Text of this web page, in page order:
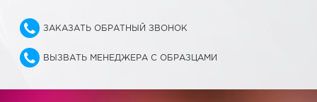
ЗАКАЗАТЬ ОБРАТНЫЙ ЗВОНОК
ВЫЗВАТЬ МЕНЕДЖЕРА С ОБРАЗЦАМИ